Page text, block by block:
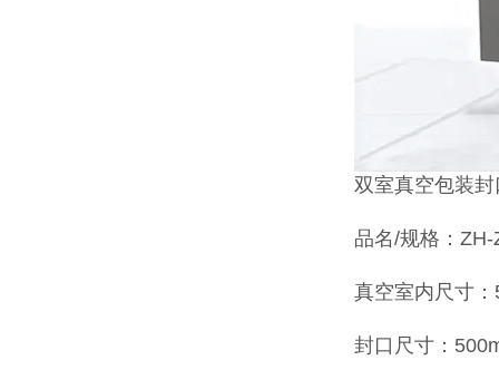
双室真空包装
品名/规格：
真空室内尺寸
封口尺寸：